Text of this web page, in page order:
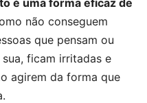
não conseguem
que pensam ou
ficam irritadas e
agirem da forma que